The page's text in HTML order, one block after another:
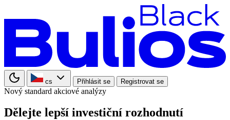
cs Přihlásit se Registrovat se
Nový standard akciové analýzy
Dělejte lepší investiční rozhodnutí